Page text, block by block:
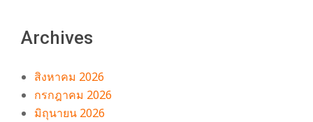
Archives
สิงหาคม 2026
กรกฎาคม 2026
มิถุนายน 2026